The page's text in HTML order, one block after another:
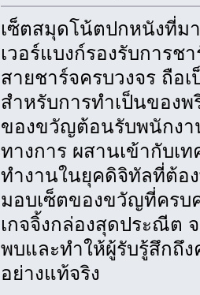
เซ็ตสมุดโน้ตปกหนังที่ม
เวอร์แบงก์รองรับการช
สายชาร์จครบวงจร ถือ
สำหรับการทำเป็นของ
ของขวัญต้อนรับพนักงา
ทางการ ผสานเข้ากับเ
ทำงานในยุคดิจิทัลที่ต้อ
มอบเซ็ตของขวัญที่ครบ
เกจจิ้งกล่องสุดประณีต
พบและทำให้ผู้รับรู้สึกถึ
อย่างแท้จริง